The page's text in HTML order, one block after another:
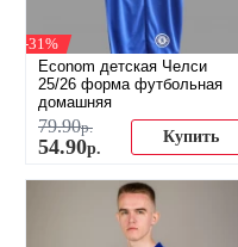
-31%
Econom детская Челси
25/26 форма футбольная
домашняя
79.90р.
54.90р.
Купить